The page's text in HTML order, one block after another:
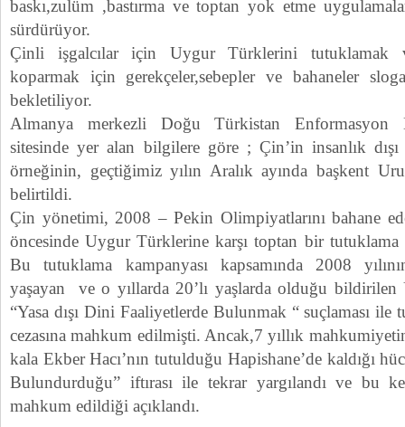
baskı,zulüm ,bastırma ve toptan yok etme
sürdürüyor.
Çinli işgalcılar için Uygur Türklerini tutuklamak
koparmak için gerekçeler,sebepler ve bahaneler
bekletiliyor.
Almanya merkezli Doğu Türkistan Enformasyon
sitesinde yer alan bilgilere göre ; Çin’in insanlık dışı
örneğinin, geçtiğimiz yılın Aralık ayında başkent
belirtildi.
Çin yönetimi, 2008 – Pekin Olimpiyatlarını bahane
öncesinde Uygur Türklerine karşı toptan bir tutuklama
Bu tutuklama kampanyası kapsamında 2008
yaşayan ve o yıllarda 20’lı yaşlarda olduğu bildirilen
“Yasa dışı Dini Faaliyetlerde Bulunmak “ suçlaması ile
cezasına mahkum edilmişti. Ancak,7 yıllık
kala Ekber Hacı’nın tutulduğu Hapishane’de kaldığı
Bulundurduğu” iftırası ile tekrar yargılandı ve bu
mahkum edildiği açıklandı.